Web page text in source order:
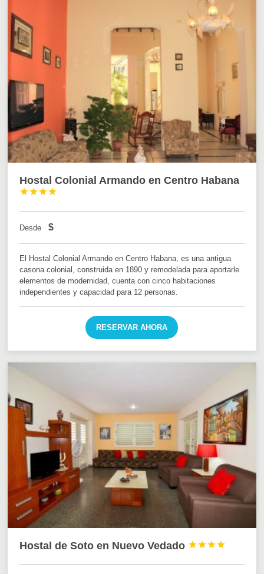
Hostal Colonial Armando en Centro Habana




Desde $
El Hostal Colonial Armando en Centro Habana, es una antigua
casona colonial, construida en 1890 y remodelada para aportarle
elementos de modernidad, cuenta con cinco habitaciones
independientes y capacidad para 12 personas.
RESERVAR AHORA
Hostal de Soto en Nuevo Vedado 


